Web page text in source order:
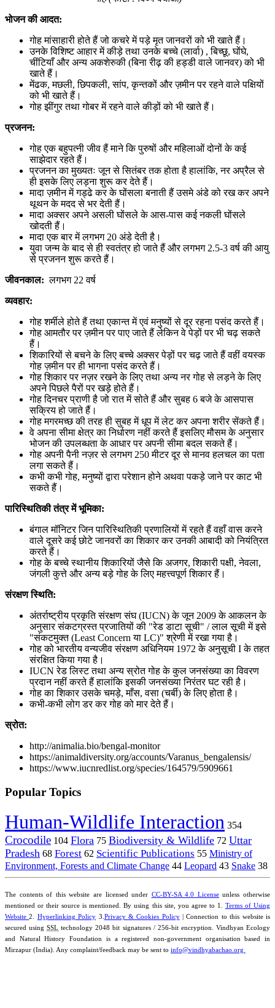
भोजन की आदत:
गोह मांसाहारी होते हैं जो कचरे में पड़े मृत जानवरों को भी खाते हैं।
उनके विशिष्ट आहार में कीड़े तथा उनके बच्चे (लार्वा) , बिच्छू, घोंघे,
चींटियाँ और अन्य अकशेरुकी (बिना रीढ़ की हड्डी वाले जानवर) को भी
खाते हैं।
मेंढक, मछली, छिपकली, सांप, कृन्तकों और ज़मीन पर रहने वाले पक्षियों
को भी खाते हैं।
गोह झींगुर तथा गोबर में रहने वाले कीड़ों को भी खाते हैं।
प्रजनन:
गोह एक बहुपत्नी जीव हैं माने कि पुरुषों और महिलाओं दोनों के कई
साझेदार रहते हैं।
प्रजनन का मुख्यतः जून से सितंबर तक होता है हालांकि, नर अप्रैल से
ही इसके लिए लड़ना शुरू कर देते हैं।
मादा ज़मीन में गड्ढे कर के घोंसला बनाती हैं उसमे अंडे को रख कर अपने
थूथन के मदद से भर देती हैं।
मादा अक्सर अपने असली घोंसले के आस-पास कई नकली घोंसले
खोदती हैं।
मादा एक बार में लगभग 20 अंडे देती है।
युवा जन्म के बाद से ही स्वतंत्र हो जाते हैं और लगभग 2.5-3 वर्ष की आयु
से प्रजनन शुरू करते हैं।
जीवनकाल: लगभग 22 वर्ष
व्यवहार:
गोह शर्मीले होते हैं तथा एकान्त में एवं मनुष्यों से दूर रहना पसंद करते हैं।
गोह आमतौर पर ज़मीन पर पाए जाते हैं लेकिन वे पेड़ों पर भी चढ़ सकते
हैं।
शिकारियों से बचने के लिए बच्चे अक्सर पेड़ों पर चढ़ जाते हैं वहीं वयस्क
गोह ज़मीन पर ही भागना पसंद करते हैं।
गोह शिकार पर नज़र रखने के लिए तथा अन्य नर गोह से लड़ने के लिए
अपने पिछले पैरों पर खड़े होते हैं।
गोह दिनचर प्राणी है जो रात में सोते हैं और सुबह 6 बजे के आसपास
सक्रिय हो जाते हैं।
गोह मगरमच्छ की तरह ही सुबह में धूप में लेट कर अपना शरीर सेंकते हैं।
वे अपना सीमा क्षेत्र का निर्धारण नहीं करते हैं इसलिए मौसम के अनुसार
भोजन की उपलब्धता के आधार पर अपनी सीमा बदल सकते हैं।
गोह अपनी पैनी नज़र से लगभग 250 मीटर दूर से मानव हलचल का पता
लगा सकते हैं।
कभी कभी गोह, मनुष्यों द्वारा परेशान होने अथवा पकड़े जाने पर काट भी
सकते हैं।
पारिस्थितिकी तंत्र में भूमिका:
बंगाल मॉनिटर जिन पारिस्थितिकी प्रणालियों में रहते हैं वहाँ वास करने
वाले दूसरे कई छोटे जानवरों का शिकार कर उनकी आबादी को नियंत्रित
करते हैं।
गोह के बच्चे स्थानीय शिकारियों जैसे कि अजगर, शिकारी पक्षी, नेवला,
जंगली कुत्ते और अन्य बड़े गोह के लिए महत्त्वपूर्ण शिकार हैं।
संरक्षण स्थिति:
अंतर्राष्ट्रीय प्रकृति संरक्षण संघ (IUCN) के जून 2009 के आकलन के
अनुसार संकटग्रस्त प्रजातियों की "रेड डाटा सूची" / लाल सूची में इसे
"संकटमुक्त (Least Concern या LC)" श्रेणी में रखा गया है।
गोह को भारतीय वन्यजीव संरक्षण अधिनियम 1972 के अनुसूची I के तहत
संरक्षित किया गया है।
IUCN रेड लिस्ट तथा अन्य स्रोत गोह के कुल जनसंख्या का विवरण
प्रदान नहीं करते हैं हालांकि इसकी जनसंख्या निरंतर घट रही है।
गोह का शिकार उसके चमड़े, माँस, वसा (चर्बी) के लिए होता है।
कभी-कभी लोग डर कर गोह को मार देते हैं।
स्रोत:
http://animalia.bio/bengal-monitor
https://animaldiversity.org/accounts/Varanus_bengalensis/
https://www.iucnredlist.org/species/164579/5909661
Popular Topics
Human-Wildlife Interaction 354
Crocodile 104 Flora 75 Biodiversity & Wildlife 72 Uttar
Pradesh 68 Forest 62 Scientific Publications 55 Ministry of
Environment, Forests and Climate Change 44 Leopard 43 Snake 38
The contents of this website are licensed under CC-BY-SA 4.0 Licenseunless otherwise
mentioned or their source is mentioned. By using this site, you agree to 1. Terms of Using
Website2. Hyperlinking Policy 3. Privacy & Cookies Policy| Connection to this website is
secured usingSSL technology 2048 bit signatures / 256-bit encryption. Vindhyan Ecology
and Natural History Foundation is a registered non-government organisation based in
Mirzapur (India). Any complaint/feedback may be sent to info@vindhyabachao.org